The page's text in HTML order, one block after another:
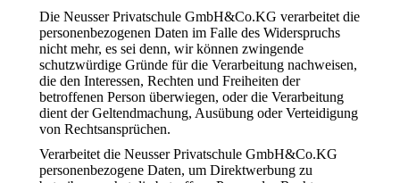
Die Neusser Privatschule GmbH&Co.KG verarbeitet die
personenbezogenen Daten im Falle des Widerspruchs
nicht mehr, es sei denn, wir können zwingende
schutzwürdige Gründe für die Verarbeitung nachweisen,
die den Interessen, Rechten und Freiheiten der
betroffenen Person überwiegen, oder die Verarbeitung
dient der Geltendmachung, Ausübung oder Verteidigung
von Rechtsansprüchen.
Verarbeitet die Neusser Privatschule GmbH&Co.KG
personenbezogene Daten, um Direktwerbung zu